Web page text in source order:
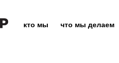
кто мы что мы делаем